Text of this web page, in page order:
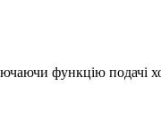
функцію подачі